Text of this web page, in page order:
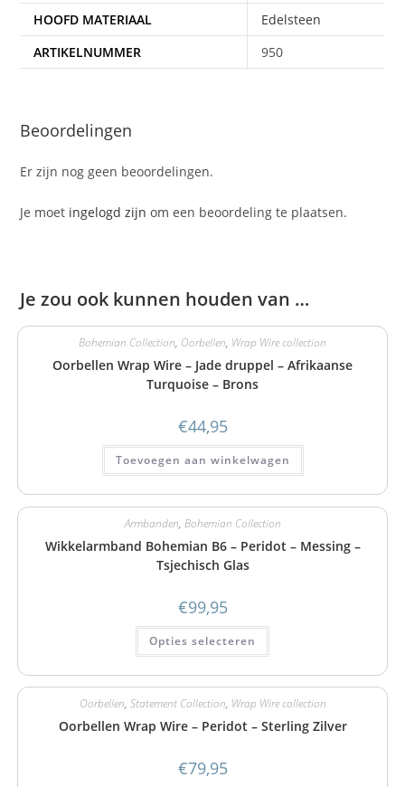
HOOFD MATERIAAL
Edelsteen
ARTIKELNUMMER
950
Beoordelingen
Er zijn nog geen beoordelingen.
Je moet ingelogd zijn om een beoordeling te plaatsen.
Je zou ook kunnen houden van …
Bohemian Collection, Oorbellen, Wrap Wire collection
Oorbellen Wrap Wire – Jade druppel – Afrikaanse
Turquoise – Brons
€44,95
Toevoegen aan winkelwagen
Armbanden, Bohemian Collection
Wikkelarmband Bohemian B6 – Peridot – Messing –
Tsjechisch Glas
€99,95
Opties selecteren
Oorbellen, Statement Collection, Wrap Wire collection
Oorbellen Wrap Wire – Peridot – Sterling Zilver
€79,95